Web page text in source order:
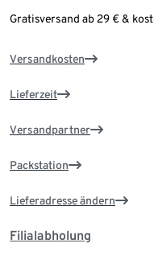
Gratisversand ab 29 € &
Versandkosten
Lieferzeit
Versandpartner
Packstation
Lieferadresse ändern
Filialabholung